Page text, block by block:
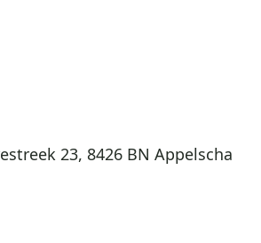
23, 8426 BN Appelscha